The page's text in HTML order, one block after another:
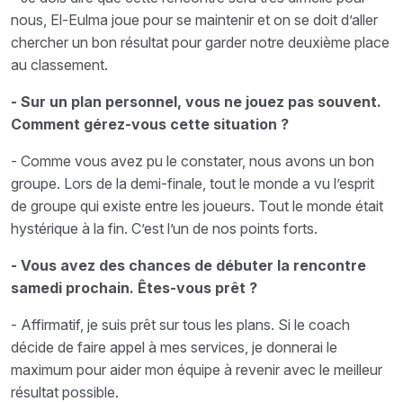
nous, El-Eulma joue pour se maintenir et on se doit d’aller
chercher un bon résultat pour garder notre deuxième place
au classement.
- Sur un plan personnel, vous ne jouez pas souvent.
Comment gérez-vous cette situation ?
- Comme vous avez pu le constater, nous avons un bon
groupe. Lors de la demi-finale, tout le monde a vu l’esprit
de groupe qui existe entre les joueurs. Tout le monde était
hystérique à la fin. C’est l’un de nos points forts.
- Vous avez des chances de débuter la rencontre
samedi prochain. Êtes-vous prêt ?
- Affirmatif, je suis prêt sur tous les plans. Si le coach
décide de faire appel à mes services, je donnerai le
maximum pour aider mon équipe à revenir avec le meilleur
résultat possible.